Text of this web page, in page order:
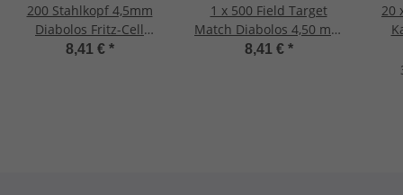
200 Stahlkopf 4,5mm
Diabolos Fritz-Cell
Spitzkopf Luftgewehr
8,41 € *
1 x 500 Field Target
Match Diabolos 4,50 mm
FRITZ-CELL für
8,41 € *
20